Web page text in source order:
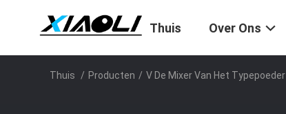
Thuis Over Ons
Thuis / Producten / V De Mixer Van Het Typepoeder